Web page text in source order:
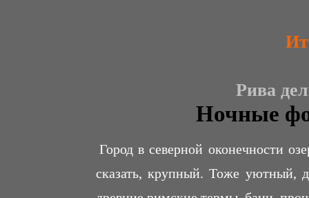
Рива
Ночные
Город в северной оконечности
сказать, крупный. Тоже уютный,